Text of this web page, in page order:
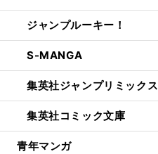
ジャンプルーキー！
S-MANGA
集英社ジャンプリミックス
集英社コミック文庫
青年マンガ